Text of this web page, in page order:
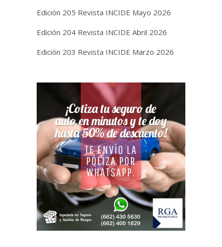
Edición 205 Revista INCIDE Mayo 2026
Edición 204 Revista INCIDE Abril 2026
Edición 203 Revista INCIDE Marzo 2026